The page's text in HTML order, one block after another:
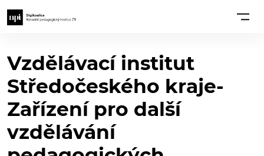
Vzdělávací institut
Středočeského kraje-
Zařízení pro další
vzdělávání